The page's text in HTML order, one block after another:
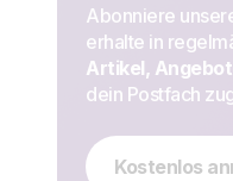
Abonniere
erhalte in
Artikel,
dein Postfach
Kostenlos